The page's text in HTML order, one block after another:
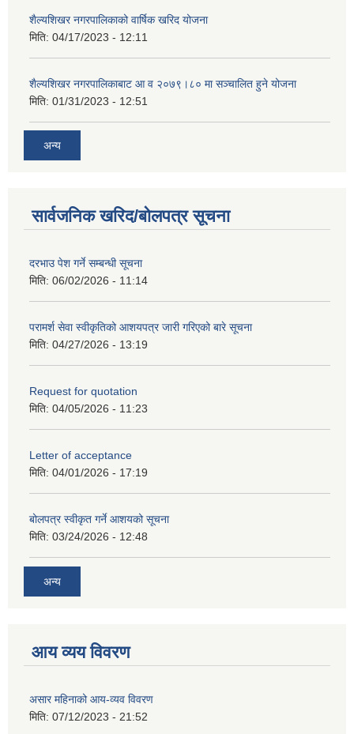
शैल्यशिखर नगरपालिकाको वार्षिक खरिद योजना
मिति: 04/17/2023 - 12:11
शैल्यशिखर नगरपालिकाबाट आ व २०७९।८० मा सञ्चालित हुने योजना
मिति: 01/31/2023 - 12:51
अन्य
सार्वजनिक खरिद/बोलपत्र सूचना
दरभाउ पेश गर्ने सम्बन्धी सूचना
मिति: 06/02/2026 - 11:14
परामर्श सेवा स्वीकृतिको आशयपत्र जारी गरिएको बारे सूचना
मिति: 04/27/2026 - 13:19
Request for quotation
मिति: 04/05/2026 - 11:23
Letter of acceptance
मिति: 04/01/2026 - 17:19
बोलपत्र स्वीकृत गर्ने आशयको सूचना
मिति: 03/24/2026 - 12:48
अन्य
आय व्यय विवरण
असार महिनाको आय-व्यव विवरण
मिति: 07/12/2023 - 21:52